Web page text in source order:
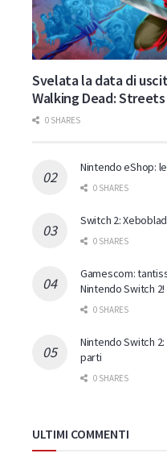
Svelata la data di
Walking Dead:
0 SHARES
Nintendo eShop:
0 SHARES
Switch 2:
0 SHARES
Gamescom:
Nintendo Switch 2!
0 SHARES
Nintendo Switch
parti
0 SHARES
ULTIMI COMMENTI